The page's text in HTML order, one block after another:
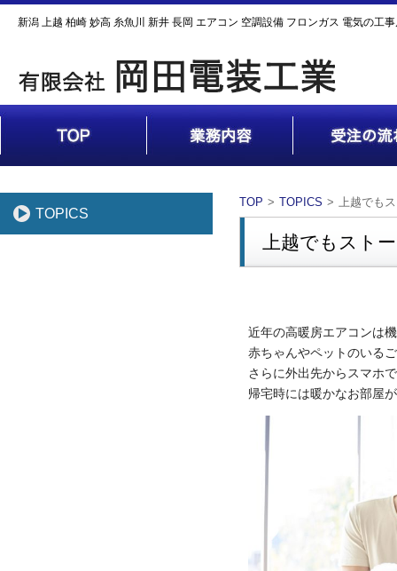
新潟 上越 柏崎 妙高 糸魚川 新井 長岡 エアコン 空調設備 フロンガス 電気の工
TOPICS
TOP TOPICS 上越でも
上越でもスト
近年の高暖房エアコンは
赤ちゃんやペットのいる
さらに外出先からスマホ
帰宅時には暖かなお部屋